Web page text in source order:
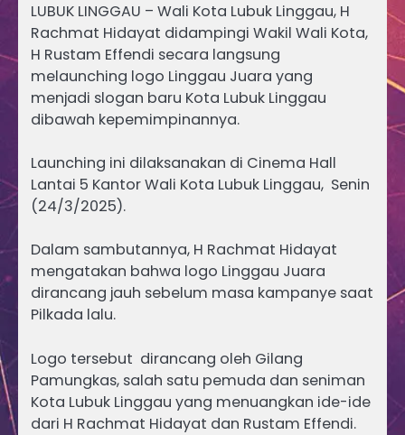
LUBUK LINGGAU – Wali Kota Lubuk Linggau, H
Rachmat Hidayat didampingi Wakil Wali Kota,
H Rustam Effendi secara langsung
melaunching logo Linggau Juara yang
menjadi slogan baru Kota Lubuk Linggau
dibawah kepemimpinannya.
Launching ini dilaksanakan di Cinema Hall
Lantai 5 Kantor Wali Kota Lubuk Linggau, Senin
(24/3/2025).
Dalam sambutannya, H Rachmat Hidayat
mengatakan bahwa logo Linggau Juara
dirancang jauh sebelum masa kampanye saat
Pilkada lalu.
Logo tersebut dirancang oleh Gilang
Pamungkas, salah satu pemuda dan seniman
Kota Lubuk Linggau yang menuangkan ide-ide
dari H Rachmat Hidayat dan Rustam Effendi.